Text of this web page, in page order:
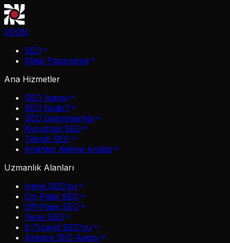
VOON
SEO
Dijital Pazarlama
Ana Hizmetler
SEO Ajansı
SEO Nedir?
SEO Danışmanlığı
Kurumsal SEO
Teknik SEO
Anahtar Kelime Analizi
Uzmanlık Alanları
İçerik SEO'su
On-Page SEO
Off-Page SEO
Yerel SEO
E-Ticaret SEO'su
Ankara SEO Ajansı